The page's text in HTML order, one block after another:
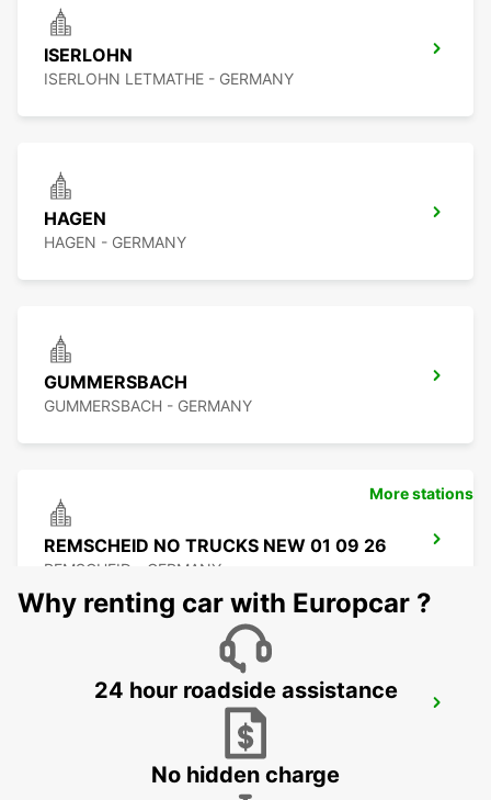
ISERLOHN
ISERLOHN LETMATHE - GERMANY
HAGEN
HAGEN - GERMANY
GUMMERSBACH
GUMMERSBACH - GERMANY
REMSCHEID NO TRUCKS NEW 01 09 26
REMSCHEID - GERMANY
More stations
Why renting car with Europcar ?
24 hour roadside assistance
No hidden charge